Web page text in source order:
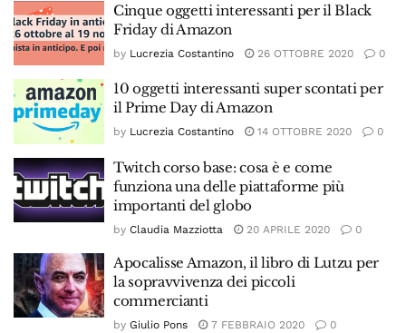
Cinque oggetti interessanti per il Black
Friday di Amazon
by Lucrezia Costantino 26 OTTOBRE 2020 0
10 oggetti interessanti super scontati per
il Prime Day di Amazon
by Lucrezia Costantino 14 OTTOBRE 2020 0
Twitch corso base: cosa è e come
funziona una delle piattaforme più
importanti del globo
by Claudia Mazziotta 20 APRILE 2020 0
Apocalisse Amazon, il libro di Lutzu per
la sopravvivenza dei piccoli
commercianti
by Giulio Pons 7 FEBBRAIO 2020 0